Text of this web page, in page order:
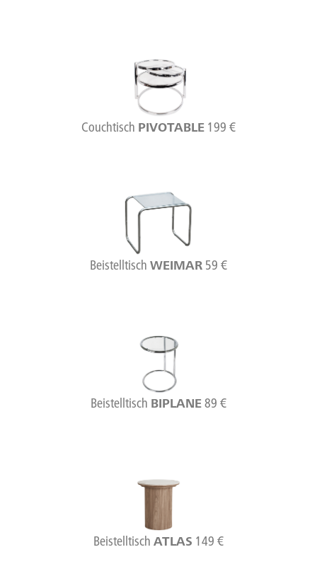
Couchtisch PIVOTABLE 199 €
Beistelltisch WEIMAR 59 €
Beistelltisch BIPLANE89 €
Beistelltisch ATLAS 149 €